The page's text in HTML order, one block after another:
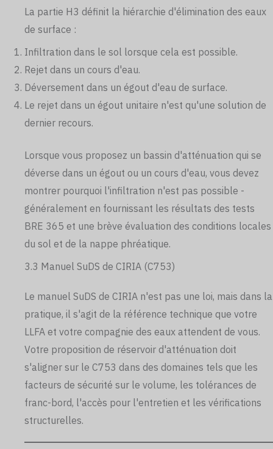
La partie H3 définit la hiérarchie d'élimination des eaux
de surface :
Infiltration dans le sol lorsque cela est possible.
Rejet dans un cours d'eau.
Déversement dans un égout d'eau de surface.
Le rejet dans un égout unitaire n'est qu'une solution de
dernier recours.
Lorsque vous proposez un bassin d'atténuation qui se
déverse dans un égout ou un cours d'eau, vous devez
montrer pourquoi l'infiltration n'est pas possible -
généralement en fournissant les résultats des tests
BRE 365 et une brève évaluation des conditions locales
du sol et de la nappe phréatique.
3.3 Manuel SuDS de CIRIA (C753)
Le manuel SuDS de CIRIA n'est pas une loi, mais dans la
pratique, il s'agit de la référence technique que votre
LLFA et votre compagnie des eaux attendent de vous.
Votre proposition de réservoir d'atténuation doit
s'aligner sur le C753 dans des domaines tels que les
facteurs de sécurité sur le volume, les tolérances de
franc-bord, l'accès pour l'entretien et les vérifications
structurelles.